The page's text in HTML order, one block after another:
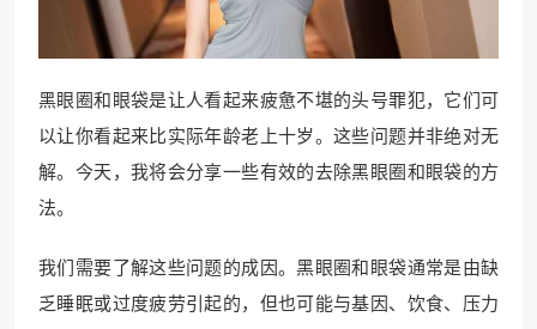
黑眼圈和眼袋是让人看起来疲惫不堪的头号罪犯，它们可
以让你看起来比实际年龄老上十岁。这些问题并非绝对无
解。今天，我将会分享一些有效的去除黑眼圈和眼袋的方
法。
我们需要了解这些问题的成因。黑眼圈和眼袋通常是由缺
乏睡眠或过度疲劳引起的，但也可能与基因、饮食、压力